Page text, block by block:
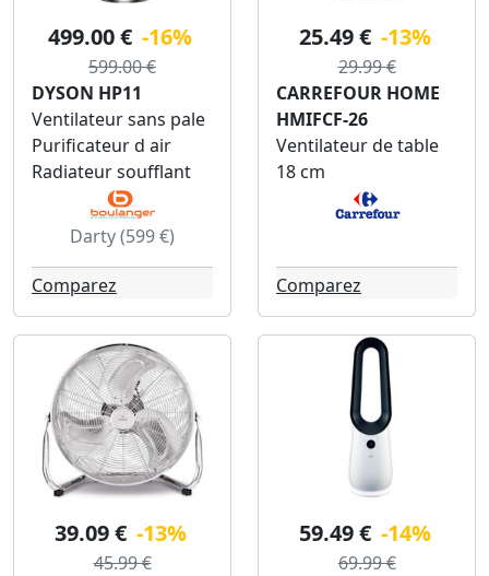
499.00 € -16%
599.00 €
DYSON HP11
Ventilateur sans pale
Purificateur d air
Radiateur soufflant
Darty (599 €)
Comparez
25.49 € -13%
29.99 €
CARREFOUR HOME
HMIFCF-26
Ventilateur de table
18 cm
Comparez
39.09 € -13%
45.99 €
59.49 € -14%
69.99 €